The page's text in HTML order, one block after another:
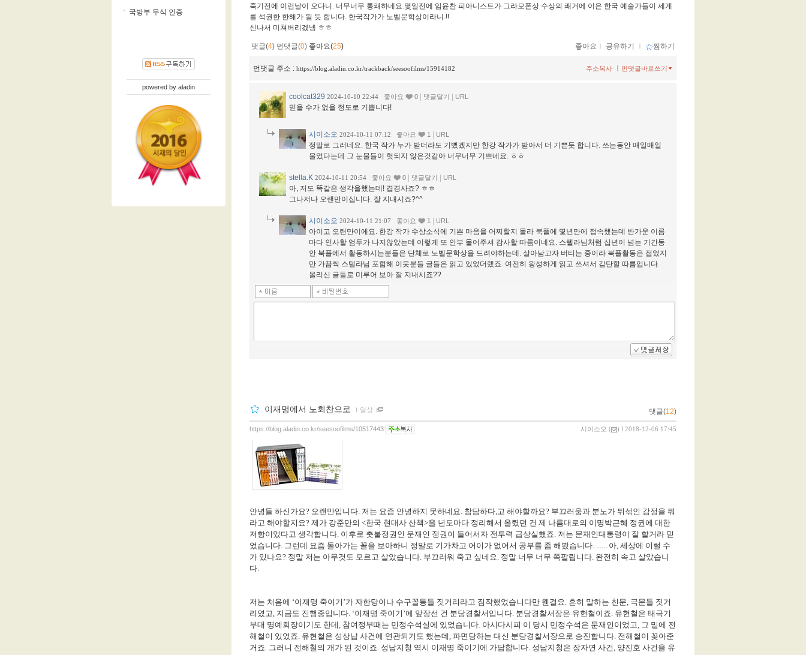
죽기전에 이런날이 오다니. 너무너무 통쾌하네요.몇일전에 임윤찬 피아니스트가 그라모폰상 수상의 쾌거에 이은 한국 예술가들이 세계
를 석권한 한해가 될 듯 합니다. 한국작가가 노벨문학상이라니.!!
신나서 미쳐버리겠넹 ㅎㅎ
댓글(4) 먼댓글(0) 좋아요(25) 좋아요 ｌ 공유하기 ｌ 찜하기
먼댓글 주소 : https://blog.aladin.co.kr/trackback/seesoofilms/15914182 먼댓글바로쓰기
주소복사 ㅣ
coolcat329 2024-10-10 22:44 좋아요 0 | 댓글달기 | URL
믿을 수가 없을 정도로 기쁩니다!
시이소오 2024-10-11 07:12 좋아요 1 | URL
정말로 그러네요. 한국 작가 누가 받더라도 기뻤겠지만 한강 작가가 받아서 더 기쁜듯 합니다. 쓰는동안 매일매일
울었다는데 그 눈물들이 헛되지 않은것같아 너무너무 기쁘네요. ㅎㅎ
stella.K 2024-10-11 20:54 좋아요 0 | 댓글달기 | URL
아, 저도 똑같은 생각을했는데! 겹경사죠? ㅎㅎ
그나저나 오랜만이십니다. 잘 지내시죠?^^
시이소오 2024-10-11 21:07 좋아요 1 | URL
아이고 오랜만이에요. 한강 작가 수상소식에 기쁜 마음을 어찌할지 몰라 북플에 몇년만에 접속했는데 반가운 이름
마다 인사할 엄두가 나지않았는데 이렇게 또 안부 물어주셔 감사할 따름이네요. 스텔라님처럼 십년이 넘는 기간동
안 북플에서 활동하시는분들은 단체로 노벨문학상을 드려야하는데. 살아남고자 버티는 중이라 북플활동은 접었지
만 가끔씩 스텔라님 포함해 이웃분들 글들은 읽고 있었더랬죠. 여전히 왕성하게 읽고 쓰셔서 감탄할 따름입니다.
올리신 글들로 미루어 보아 잘 지내시죠??
이재명에서 노회찬으로 ｌ 일상 댓글(12)
시이소오 ( ) l 2018-12-06 17:45
https://blog.aladin.co.kr/seesoofilms/10517443
안녕들 하신가요? 오랜만입니다. 저는 요즘 안녕하지 못하네요. 참담하다,고 해야할까요? 부끄러움과 분노가 뒤섞인 감정을 뭐
라고 해야할지요? 제가 강준만의 <한국 현대사 산책>을 년도마다 정리해서 올렸던 건 제 나름대로의 이명박근혜 정권에 대한
저항이었다고 생각합니다. 이후로 촛불정권인 문재인 정권이 들어서자 전투력 급상실했죠. 저는 문재인대통령이 잘 할거라 믿
었습니다. 그런데 요즘 돌아가는 꼴을 보아하니 정말로 기가차고 어이가 없어서 공부를 좀 해봤습니다. .......아, 세상에 이럴 수
가 있나요? 정말 저는 아무것도 모르고 살았습니다. 부끄러워 죽고 싶네요. 정말 너무 너무 쪽팔립니다. 완전히 속고 살았습니
다.
저는 처음에 ‘이재명 죽이기 ’가 자한당이나 수구꼴통들 짓거리라고 짐작했었습니다만 웬걸요. 흔히 말하는 친문, 극문들 짓거
리였고, 지금도 진행중입니다. ‘이재명 죽이기 ’에 앞장선 건 분당경찰서입니다. 분당경찰서장은 유현철이죠. 유현철은 태극기
부대 명예회장이기도 한데, 참여정부때는 민정수석실에 있었습니다. 아시다시피 이 당시 민정수석은 문재인이었고, 그 밑에 전
해철이 있었죠. 유현철은 성상납 사건에 연관되기도 했는데, 파면당하는 대신 분당경찰서장으로 승진합니다. 전해철이 꽂아준
거죠. 그러니 전해철의 개가 된 것이죠. 성남지청 역시 이재명 죽이기에 가담합니다. 성남지청은 장자연 사건, 양진호 사건을 유
국방부 무식 인증
powered by aladin